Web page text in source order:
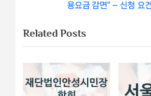
게
이
o
u
s
P
o
t
P
o
s
t
용요금 감면” – 신청 요
Related Posts